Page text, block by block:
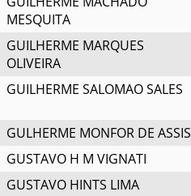
MESQUITA
GUILHERME MARQUES
OLIVEIRA
GUILHERME SALOMAO SALES
GULHERME MONFOR DE ASSIS
GUSTAVO H M VIGNATI
GUSTAVO HINTS LIMA